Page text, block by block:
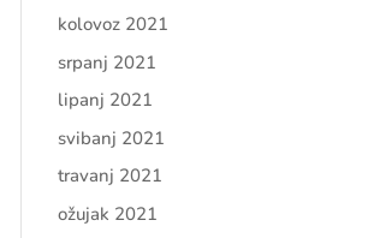
kolovoz 2021
srpanj 2021
lipanj 2021
svibanj 2021
travanj 2021
ožujak 2021